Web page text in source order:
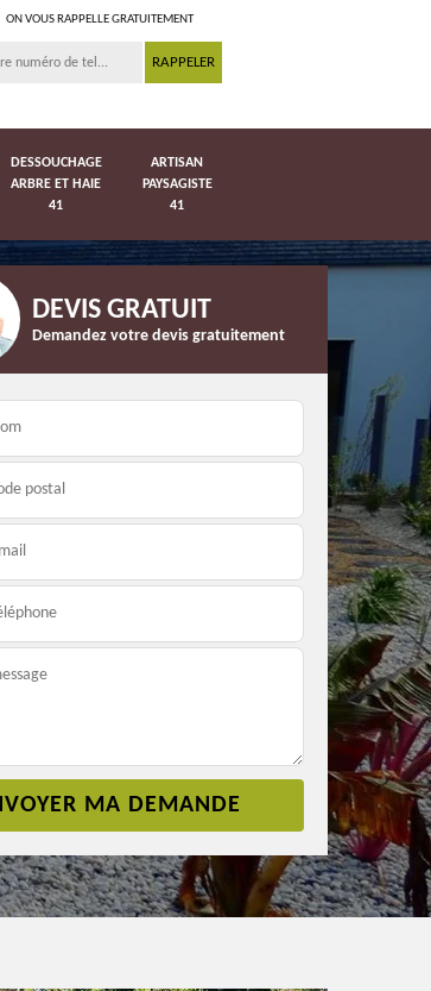
ON VOUS RAPPELLE GRATUITEMENT
DESSOUCHAGE
ARBRE ET HAIE
41
ARTISAN
PAYSAGISTE
41
Pose de grillage 41
Pose de pelouse en
rouleau 41
DEVIS GRATUIT
Demandez votre devis gratuitement